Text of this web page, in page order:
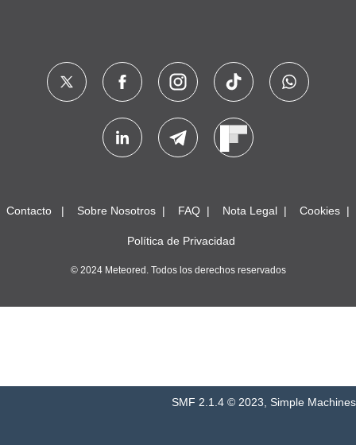
Contacto Sobre Nosotros FAQ Nota Legal Cookies
Política de Privacidad
© 2024 Meteored. Todos los derechos reservados
SMF 2.1.4 © 2023 Simple Machines